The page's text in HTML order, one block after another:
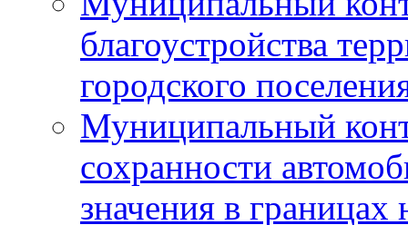
благоустройства
городского
Муниципальный
сохранности
значения в